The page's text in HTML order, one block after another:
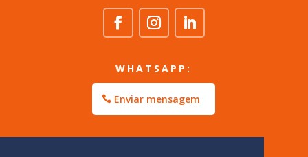
WHATSAPP:
Enviar mensagem